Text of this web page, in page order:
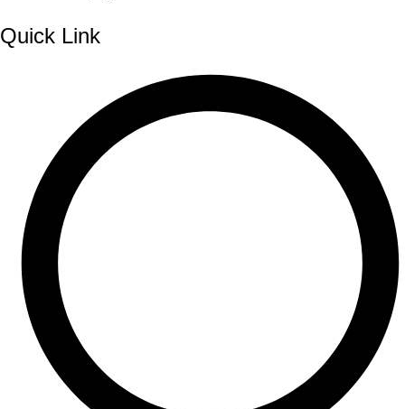
Quick Link